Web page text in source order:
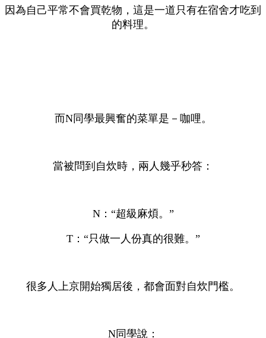
因為自己平常不會買乾物，這是一道只有在宿舍才吃到
的料理。
而N同學最興奮的菜單是－咖哩。
當被問到自炊時，兩人幾乎秒答：
N：“超級麻煩。”
T：“只做一人份真的很難。”
很多人上京開始獨居後，都會面對自炊門檻。
N同學說：